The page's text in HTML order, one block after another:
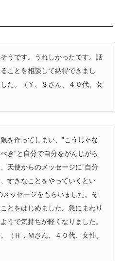
うです。うれしかったです。話
ことを相談して納得できまし
た。（Ｙ、Ｓさん、４０代、女
を作ってしまい、”こうじゃな
き”と自分で自分をがんじがら
天使からのメッセージに”自分
すきなことをやっていくとい
メッセージをもらいました。そ
とをはじめました。急にまわり
うで気持ちが軽くなりました。
（Ｈ，Ｍさん、４０代、女性、